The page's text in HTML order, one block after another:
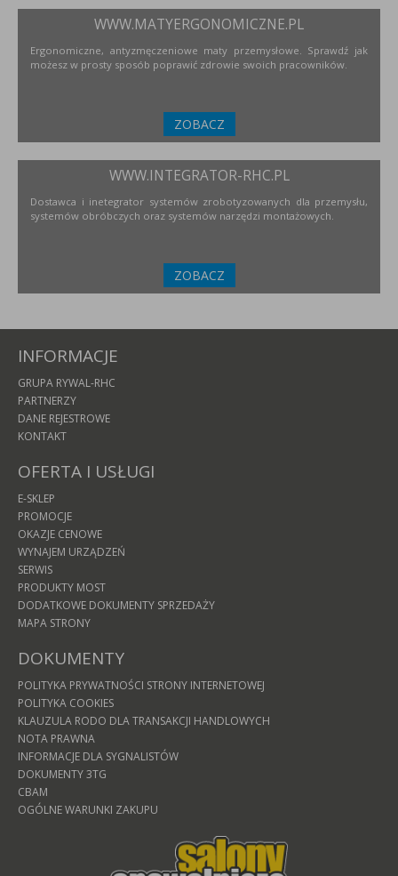
WWW.MATYERGONOMICZNE.PL
Ergonomiczne, antyzmęczeniowe maty przemysłowe. Sprawdź jak
możesz w prosty sposób poprawić zdrowie swoich pracowników.
ZOBACZ
WWW.INTEGRATOR-RHC.PL
Dostawca i inetegrator systemów zrobotyzowanych dla przemysłu,
systemów obróbczych oraz systemów narzędzi montażowych.
ZOBACZ
INFORMACJE
GRUPA RYWAL-RHC
PARTNERZY
DANE REJESTROWE
KONTAKT
OFERTA I USŁUGI
E-SKLEP
PROMOCJE
OKAZJE CENOWE
WYNAJEM URZĄDZEŃ
SERWIS
PRODUKTY MOST
DODATKOWE DOKUMENTY SPRZEDAŻY
MAPA STRONY
DOKUMENTY
POLITYKA PRYWATNOŚCI STRONY INTERNETOWEJ
POLITYKA COOKIES
KLAUZULA RODO DLA TRANSAKCJI HANDLOWYCH
NOTA PRAWNA
INFORMACJE DLA SYGNALISTÓW
DOKUMENTY 3TG
CBAM
OGÓLNE WARUNKI ZAKUPU